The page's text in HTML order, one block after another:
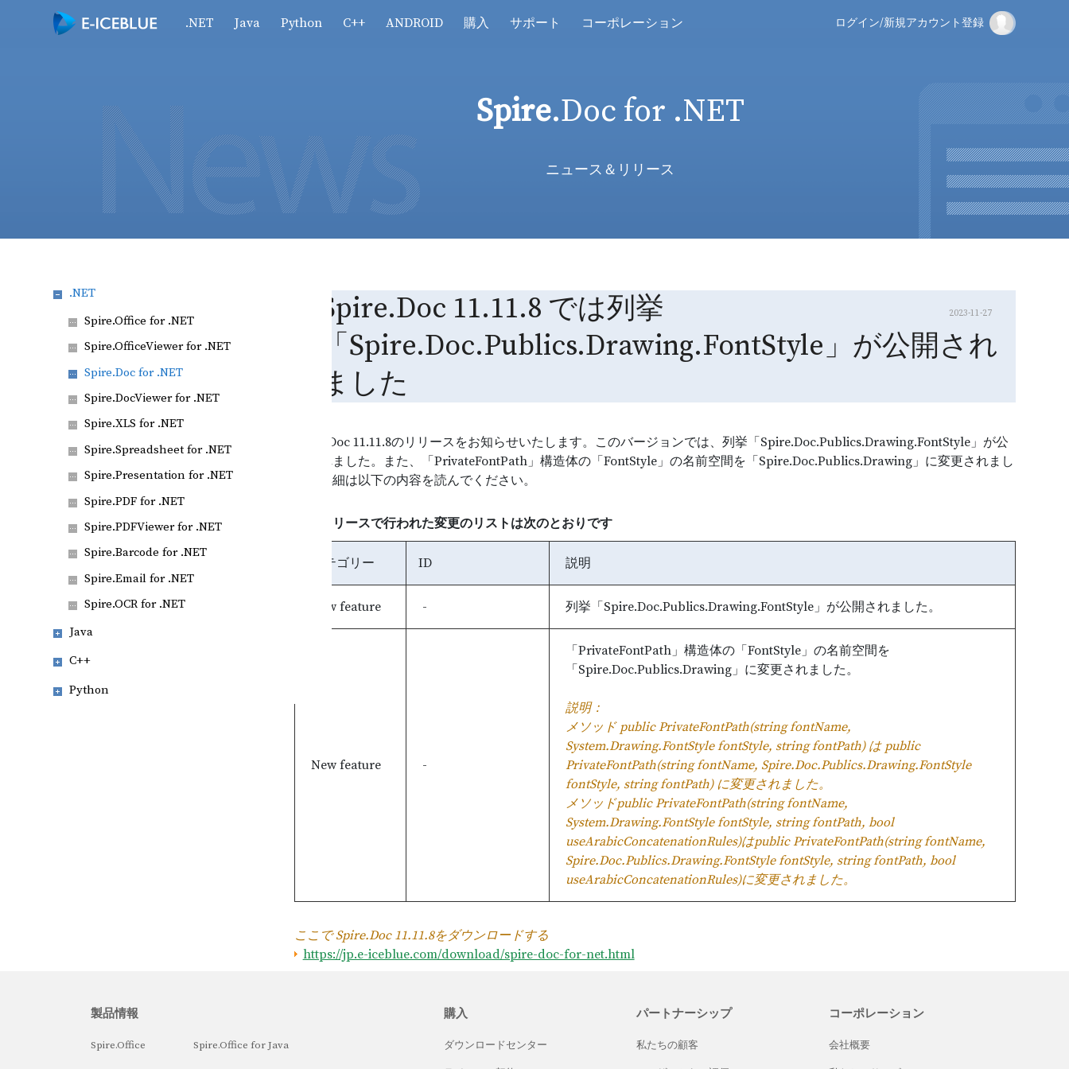
.NET Java Python C++ ANDROID 購入 サポート コーポレーション ログイン/新規アカウント登録
Spire.Doc for .NET
ニュース＆リリース
2023-11-27
Spire.Doc 11.11.8 では列挙
「Spire.Doc.Publics.Drawing.FontStyle」が公開され
ました
Spire.Doc 11.11.8のリリースをお知らせいたします。このバージョンでは、列挙「Spire.Doc.Publics.Drawing.FontStyle」が公
開されました。また、「PrivateFontPath」構造体の「FontStyle」の名前空間を「Spire.Doc.Publics.Drawing」に変更されまし
た。詳細は以下の内容を読んでください。
このリリースで行われた変更のリストは次のとおりです
カテゴリー ID 説明
New feature - 列挙「Spire.Doc.Publics.Drawing.FontStyle」が公開されました。
New feature -
「PrivateFontPath」構造体の「FontStyle」の名前空間を
「Spire.Doc.Publics.Drawing」に変更されました。
説明：
メソッド public PrivateFontPath(string fontName,
System.Drawing.FontStyle fontStyle, string fontPath) は public
PrivateFontPath(string fontName, Spire.Doc.Publics.Drawing.FontStyle
fontStyle, string fontPath) に変更されました。
メソッドpublic PrivateFontPath(string fontName,
System.Drawing.FontStyle fontStyle, string fontPath, bool
useArabicConcatenationRules)はpublic PrivateFontPath(string fontName,
Spire.Doc.Publics.Drawing.FontStyle fontStyle, string fontPath, bool
useArabicConcatenationRules)に変更されました。
ここで Spire.Doc 11.11.8をダウンロードする
https://jp.e-iceblue.com/download/spire-doc-for-net.html
.NET
Spire.Office for .NET
Spire.OfficeViewer for .NET
Spire.Doc for .NET
Spire.DocViewer for .NET
Spire.XLS for .NET
Spire.Spreadsheet for .NET
Spire.Presentation for .NET
Spire.PDF for .NET
Spire.PDFViewer for .NET
Spire.Barcode for .NET
Spire.Email for .NET
Spire.OCR for .NET
Java
C++
Python
製品情報
Spire.Office Spire.Office for Java
購入
ダウンロードセンター
パートナーシップ
私たちの顧客
コーポレーション
会社概要